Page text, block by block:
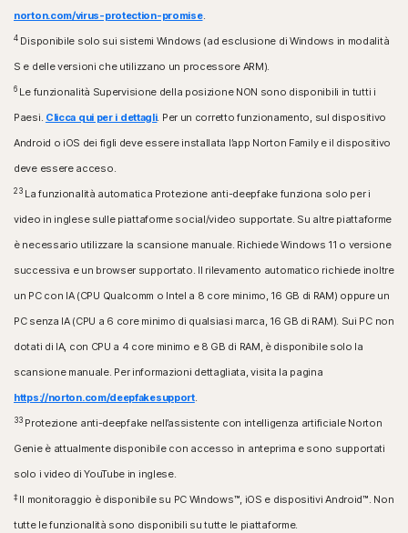
Mozilla Firefox
norton.com/virus-protection-promise.
4Disponibile solo sui sistemi Windows (ad esclusione di Windows in modalità
S e delle versioni che utilizzano un processore ARM).
6Le funzionalità Supervisione della posizione NON sono disponibili in tutti i
Paesi. Clicca qui per i dettagli. Per un corretto funzionamento, sul dispositivo
Android o iOS dei figli deve essere installata l’app Norton Family e il dispositivo
deve essere acceso.
23La funzionalità automatica Protezione anti-deepfake funziona solo per i
video in inglese sulle piattaforme social/video supportate. Su altre piattaforme
è necessario utilizzare la scansione manuale. Richiede Windows 11 o versione
successiva e un browser supportato. Il rilevamento automatico richiede inoltre
un PC con IA (CPU Qualcomm o Intel a 8 core minimo, 16 GB di RAM) oppure un
PC senza IA (CPU a 6 core minimo di qualsiasi marca, 16 GB di RAM). Sui PC non
dotati di IA, con CPU a 4 core minimo e 8 GB di RAM, è disponibile solo la
scansione manuale. Per informazioni dettagliata, visita la pagina
https://norton.com/deepfakesupport.
33Protezione anti-deepfake nell’assistente con intelligenza artificiale Norton
Genie è attualmente disponibile con accesso in anteprima e sono supportati
solo i video di YouTube in inglese.
‡Il monitoraggio è disponibile su PC Windows™, iOS e dispositivi Android™. Non
tutte le funzionalità sono disponibili su tutte le piattaforme.